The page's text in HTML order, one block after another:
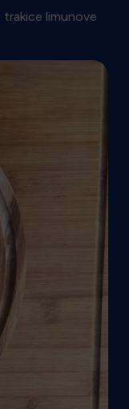
trakice limunove